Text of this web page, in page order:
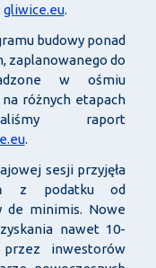
gliwice.eu.
budowy ponad
zaplanowanego do
w ośmiu
różnych etapach
raport
.
sesji przyjęła
z podatku od
de minimis. Nowe
nawet 10-
inwestorów